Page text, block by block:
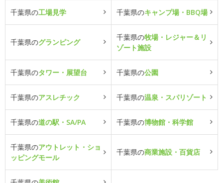
千葉県の工場見学 千葉県のキャンプ場・BBQ場
千葉県のグランピング
千葉県の牧場・レジャー＆リ
ゾート施設
千葉県のタワー・展望台 千葉県の公園
千葉県のアスレチック 千葉県の温泉・スパリゾート
千葉県の道の駅・SA/PA 千葉県の博物館・科学館
千葉県のアウトレット・ショ
ッピングモール
千葉県の商業施設・百貨店